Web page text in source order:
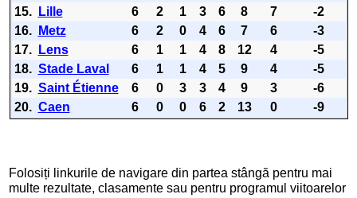
15.
Lille 6 2 1 3 6 8 7
-2
16.
Metz 6 2 0 4 6 7 6
-3
17.
Lens 6 1 1 4 8 12 4
-5
18. Stade Laval 6 1 1 4 5 9 4
-5
19. Saint Étienne 6 0 3 3 4 9 3
-6
20. Caen 6 0 0 6 2 13 0 -9
Folosiți linkurile de navigare din partea stângă pentru mai
multe rezultate, clasamente sau pentru programul viitoarelor